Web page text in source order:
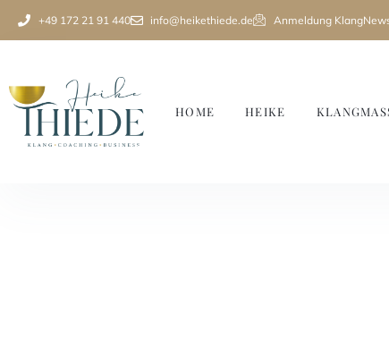
+49 172 21 91 440 info@heikethiede.de Anmeldung
HOME HEIKE